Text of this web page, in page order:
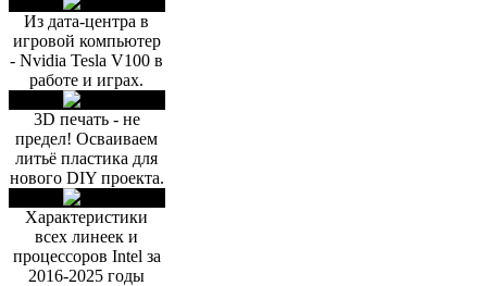
Из дата-центра в
игровой компьютер
- Nvidia Tesla V100 в
работе и играх.
3D печать - не
предел! Осваиваем
литьё пластика для
нового DIY проекта.
Характеристики
всех линеек и
процессоров Intel за
2016-2025 годы